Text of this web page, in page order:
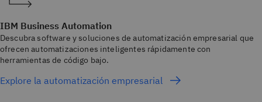
IBM Business Automation
Descubra software y soluciones de automatización empresarial que
ofrecen automatizaciones inteligentes rápidamente con
herramientas de código bajo.
Explore la automatización empresarial